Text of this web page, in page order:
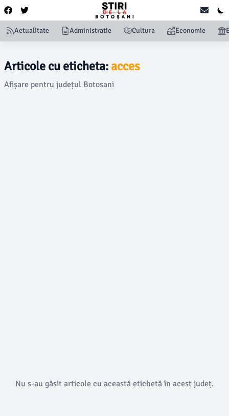
Actualitate Administratie Cultura Economie
Articole cu eticheta: acces
Afișare pentru județul Botosani
Nu s-au găsit articole cu această etichetă în acest județ.